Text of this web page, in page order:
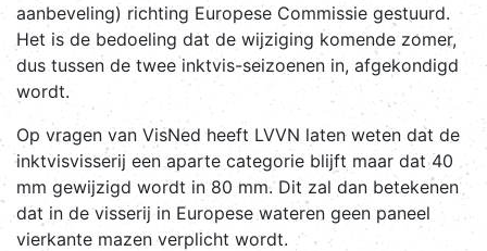
aanbeveling) richting Europese Commissie gestuurd.
Het is de bedoeling dat de wijziging komende zomer,
dus tussen de twee inktvis-seizoenen in, afgekondigd
wordt.
Op vragen van VisNed heeft LVVN laten weten dat de
inktvisvisserij een aparte categorie blijft maar dat 40
mm gewijzigd wordt in 80 mm. Dit zal dan betekenen
dat in de visserij in Europese wateren geen paneel
vierkante mazen verplicht wordt.